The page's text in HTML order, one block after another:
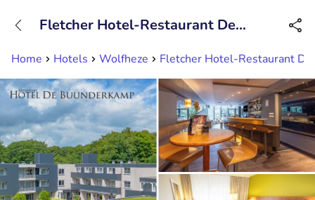
Disponible jusqu'à 23:00 heures
Home Hotels Wolfheze Fletcher Hotel-Restaurant
Fletcher Hotel-Restaurant De